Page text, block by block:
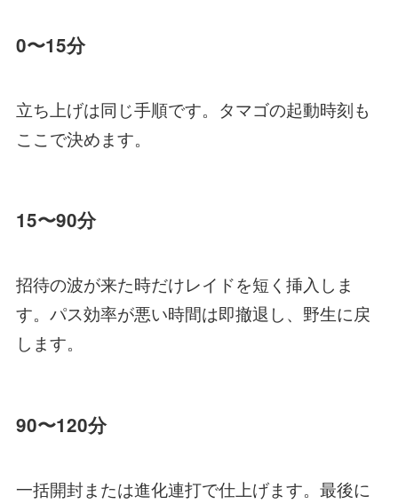
0〜15分
立ち上げは同じ手順です。タマゴの起動時刻も
ここで決めます。
15〜90分
招待の波が来た時だけレイドを短く挿入しま
す。パス効率が悪い時間は即撤退し、野生に戻
します。
90〜120分
一括開封または進化連打で仕上げます。最後に